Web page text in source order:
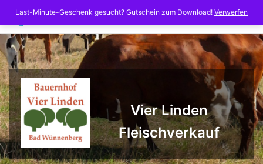
content
Vier Linden
Fleischverkauf
Last-Minute-Geschenk gesucht? Gutschein zum Download! Verwerfen